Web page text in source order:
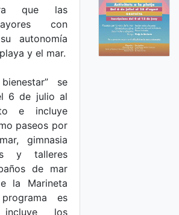
que las
con
autonomía
y el mar.
se
6 de julio al
e incluye
paseos por
gimnasia
y talleres
de mar
la Marineta
es
los